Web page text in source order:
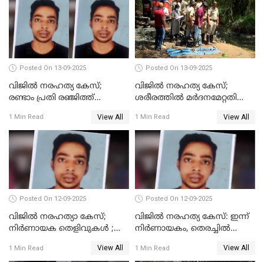
Posted On 13-09-2025
വിജിൽ നരഹത്യ കേസ്;
രണ്ടാം പ്രതി രഞ്ജിത്ത്
1 Min Read View All
Posted On 13-09-2025
വിജില്‍ നരഹത്യ കേസ്;
ശരീരത്തില്‍ മര്‍ദനമേറ്റതിന്റെ
റിപ്പോർട്ട് പുറത്ത്
1 Min Read View All
Posted On 12-09-2025
വിജിൽ നരഹത്യാ കേസ്;
നിർണായക തെളിവുകൾ ;
താടിയെല്ലും ലഭിച്ചു
1 Min Read View All
Posted On 12-09-2025
വിജിൽ നരഹത്യ കേസ്: ഇന്ന്
നിർണായകം, തെരച്ചിൽ
1 Min Read View All